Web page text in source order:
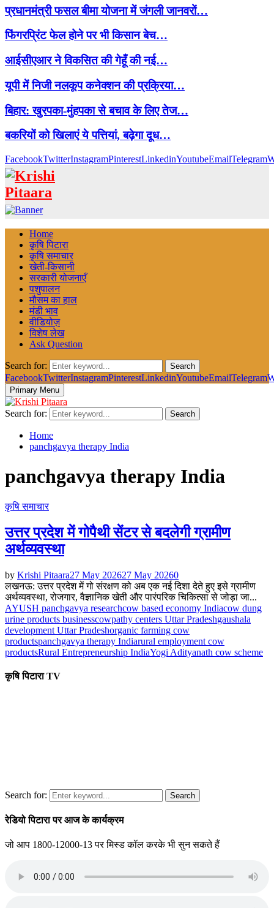
प्रधानमंत्री फसल बीमा योजना में जंगली जानवरों…
फिंगरप्रिंट फेल होने पर भी किसान बेच…
आईसीएआर ने विकसित की गेहूँ की नई…
यूपी में निजी नलकूप कनेक्शन की प्रक्रिया…
बिहार: खुरपका-मुंहपका से बचाव के लिए तेज…
बकरियों को खिलाएं ये पत्तियां, बढ़ेगा दूध…
FacebookTwitterInstagramPinterestLinkedinYoutubeEmailTelegram
Home
कृषि पिटारा
कृषि समाचार
खेती-किसानी
सरकारी योजनाएँ
पशुपालन
मौसम का हाल
मंडी भाव
वीडियोज़
विशेष लेख
Ask Question
Search for: Search
FacebookTwitterInstagramPinterestLinkedinYoutubeEmailTelegram
Primary Menu
Search for: Search
Home
panchgavya therapy India
panchgavya therapy India
कृषि समाचार
उत्तर प्रदेश में गोपैथी सेंटर से बदलेगी ग्रामीण
अर्थव्यवस्था
by Krishi Pitaara27 May 202627 May 20260
लखनऊ: उत्तर प्रदेश में गो संरक्षण को अब एक नई दिशा देते हुए इसे ग्रामीण
अर्थव्यवस्था, रोजगार, वैज्ञानिक खेती और पारंपरिक चिकित्सा से जोड़ा जा...
AYUSH panchgavya researchcow based economy Indiacow dung
urine products businesscowpathy centers Uttar Pradeshgaushala
development Uttar Pradeshorganic farming cow
productspanchgavya therapy Indiarural employment cow
productsRural Entrepreneurship IndiaYogi Adityanath cow scheme
कृषि पिटारा TV
Search for: Search
रेडियो पिटारा पर आज के कार्यक्रम
जो आप 1800-12000-13 पर मिस्ड कॉल करके भी सुन सकते हैं